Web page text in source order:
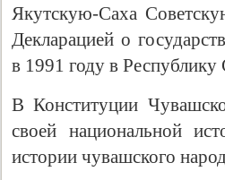
Якутскую-Саха
Декларацией о
в 1991 году в
В Конституции
своей национальной
истории чувашского